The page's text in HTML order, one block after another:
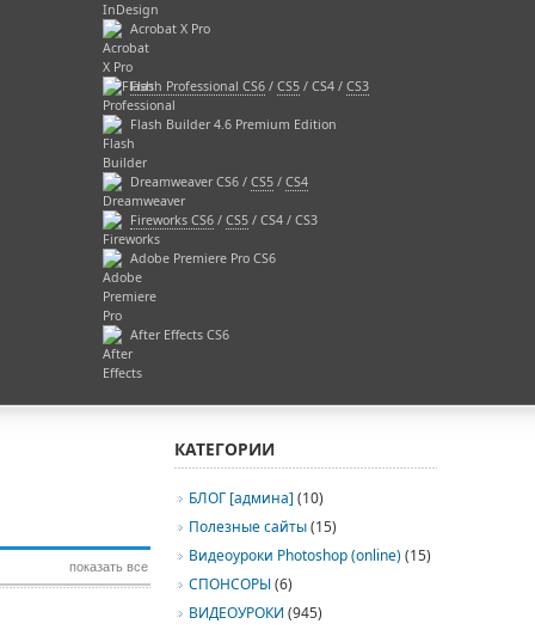
Acrobat X Pro
Flash Professional CS6 / CS5 / CS4 / CS3
Flash Builder 4.6 Premium Edition
Dreamweaver CS6 / CS5 / CS4
Fireworks CS6 / CS5 / CS4 / CS3
Adobe Premiere Pro CS6
After Effects CS6
показать все
КАТЕГОРИИ
БЛОГ [админа] (10)
Полезные сайты(15)
Видеоуроки Photoshop (online)(15)
СПОНСОРЫ(6)
ВИДЕОУРОКИ (945)